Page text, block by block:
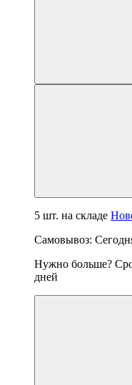
5 шт. на складе
Самовывоз:
Нужно больше?
дней